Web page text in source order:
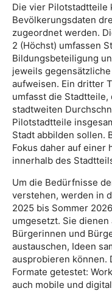
Die vier Pilotstadtteile
Bevölkerungsdaten
zugeordnet werden.
2 (Höchst) umfassen
Bildungsbeteiligung
jeweils
aufweisen. Ein dritter
umfasst die
stadtweiten
Pilotstadtteile
Stadt abbilden sollen.
Fokus daher auf
innerhalb des
Um die Bedürfnisse
verstehen, werden in
2025 bis Sommer
umgesetzt. Sie
Bürgerinnen und
austauschen, Ideen
ausprobieren können.
Formate getestet:
auch mobile und